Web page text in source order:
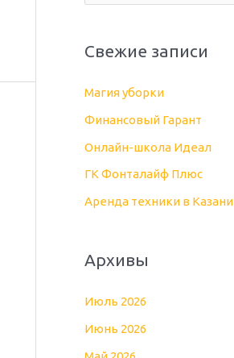
к
Свежие записи
Магия уборки
Финансовый Гарант
Онлайн-школа Идеал
ГК Фонталайф Плюс
Аренда техники в Казани
Архивы
Июль 2026
Июнь 2026